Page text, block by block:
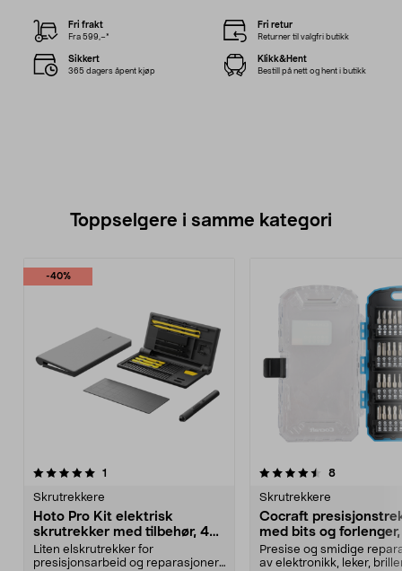
Fri frakt
Fra 599,–*
Fri retur
Returner til valgfri butikk
Sikkert
365 dagers åpent kjøp
Klikk&Hent
Bestill på nett og hent i butikk
Toppselgere i samme kategori
-40%
1
Skrutrekkere
Hoto Pro Kit elektrisk
skrutrekker med tilbehør, 48
deler
Liten elskrutrekker for
presisjonsarbeid og reparasjoner.
4.5 av 5 stjerner 8anmeldelser
Skrutrekkere
Cocraft
med bits og forlenger,
deler
Presise og smidige
av elektronikk, leker,
5.0 av 5 stjerner